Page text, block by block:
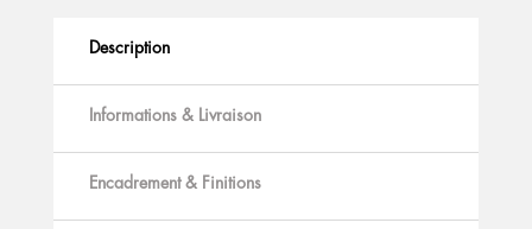
Description
Informations & Livraison
Encadrement & Finitions